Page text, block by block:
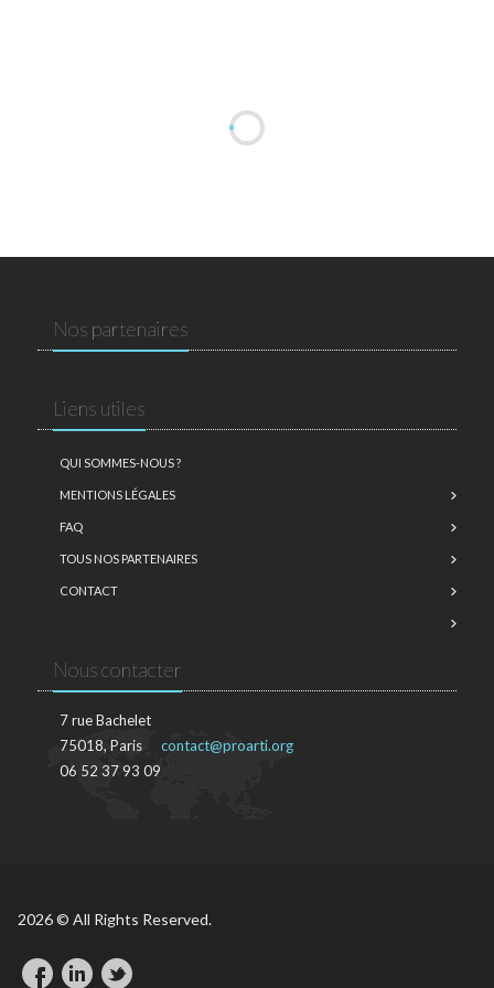
Nos partenaires
Liens utiles
QUI SOMMES-NOUS ?
MENTIONS LÉGALES
FAQ
TOUS NOS PARTENAIRES
CONTACT
Nous contacter
7 rue Bachelet
75018, Paris
06 52 37 93 09
contact@proarti.org
2026 © All Rights Reserved.